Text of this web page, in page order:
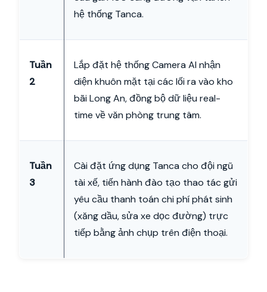
hệ thống Tanca.
Tuần
2
Lắp đặt hệ thống Camera AI nhận
diện khuôn mặt tại các lối ra vào kho
bãi Long An, đồng bộ dữ liệu real-
time về văn phòng trung tâm.
Tuần
3
Cài đặt ứng dụng Tanca cho đội ngũ
tài xế, tiến hành đào tạo thao tác gửi
yêu cầu thanh toán chi phí phát sinh
(xăng dầu, sửa xe dọc đường) trực
tiếp bằng ảnh chụp trên điện thoại.